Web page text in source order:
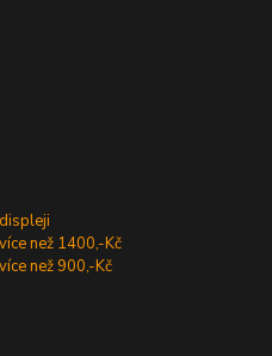
než 1400,-Kč
než 900,-Kč